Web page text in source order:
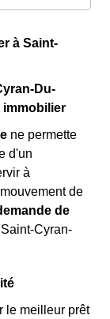
à Saint-
Du-
ne permette
d'un
à
de
de
Cyran-
le meilleur prêt